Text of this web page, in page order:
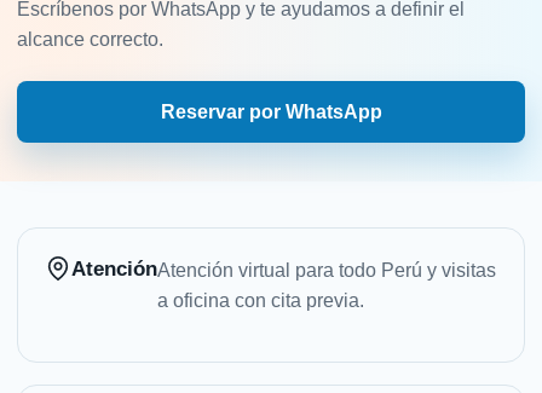
Escríbenos por WhatsApp y te ayudamos a definir el
alcance correcto.
Reservar por WhatsApp
AtenciónAtención virtual para todo Perú y visitas
a oficina con cita previa.